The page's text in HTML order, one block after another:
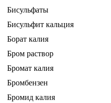
Бисульфаты
Бисульфит кальция
Борат калия
Бром раствор
Бромат калия
Бромбензен
Бромид калия